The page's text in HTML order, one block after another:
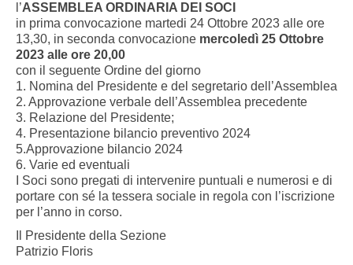
l’ASSEMBLEA ORDINARIA DEI SOCI
in prima convocazione martedi 24 Ottobre 2023 alle ore
13,30, in seconda convocazione mercoledì 25 Ottobre
2023 alle ore 20,00
con il seguente Ordine del giorno
1. Nomina del Presidente e del segretario dell’Assemblea
2. Approvazione verbale dell’Assemblea precedente
3. Relazione del Presidente;
4. Presentazione bilancio preventivo 2024
5.Approvazione bilancio 2024
6. Varie ed eventuali
I Soci sono pregati di intervenire puntuali e numerosi e di
portare con sé la tessera sociale in regola con l’iscrizione
per l’anno in corso.
Il Presidente della Sezione
Patrizio Floris